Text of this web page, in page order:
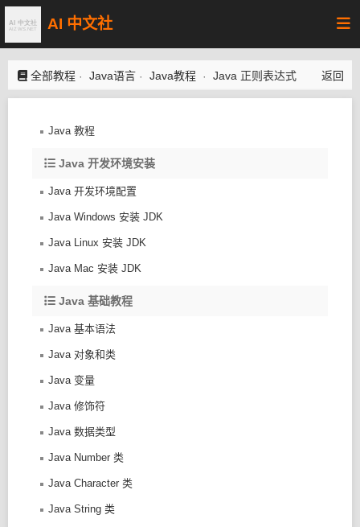
AI 中文社
全部教程 · Java语言 · Java教程 · Java 正则表达式 返回
Java 教程
Java 开发环境安装
Java 开发环境配置
Java Windows 安装 JDK
Java Linux 安装 JDK
Java Mac 安装 JDK
Java 基础教程
Java 基本语法
Java 对象和类
Java 变量
Java 修饰符
Java 数据类型
Java Number 类
Java Character 类
Java String 类